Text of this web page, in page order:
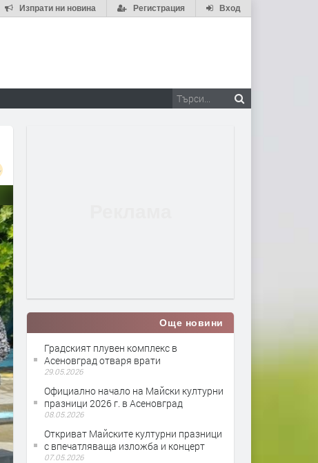
Вход
Регистрация
Изпрати ни новина
Още новини
Градският плувен комплекс в
Асеновград отваря врати
29.05.2026
Официално начало на Майски културни
празници 2026 г. в Асеновград
08.05.2026
Откриват Майските културни празници
с впечатляваща изложба и концерт
07.05.2026